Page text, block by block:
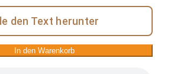
den Text herunter
In den Warenkorb